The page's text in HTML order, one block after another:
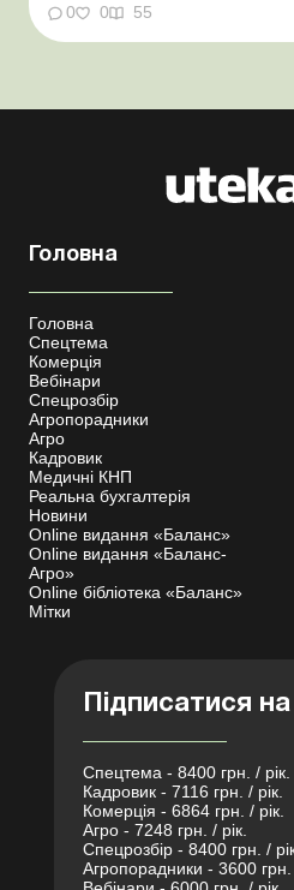
відстрочки від призову під час
Кабмін утворив
0 0 55
Головна
Головна
Спецтема
Комерція
Вебінари
Спецрозбір
Агропорадники
Агро
Кадровик
Медичні КНП
Реальна бухгалтерія
Новини
Online видання «Баланс»
Online видання «Баланс-
Агро»
Online бібліотека «Баланс»
Мітки
Підписатися
Спецтема - 8400 грн. / рік.
Кадровик - 7116 грн. / рік.
Комерція - 6864 грн. / рік.
Агро - 7248 грн. / рік.
Спецрозбір - 8400 грн. /
Агропорадники - 3600 грн.